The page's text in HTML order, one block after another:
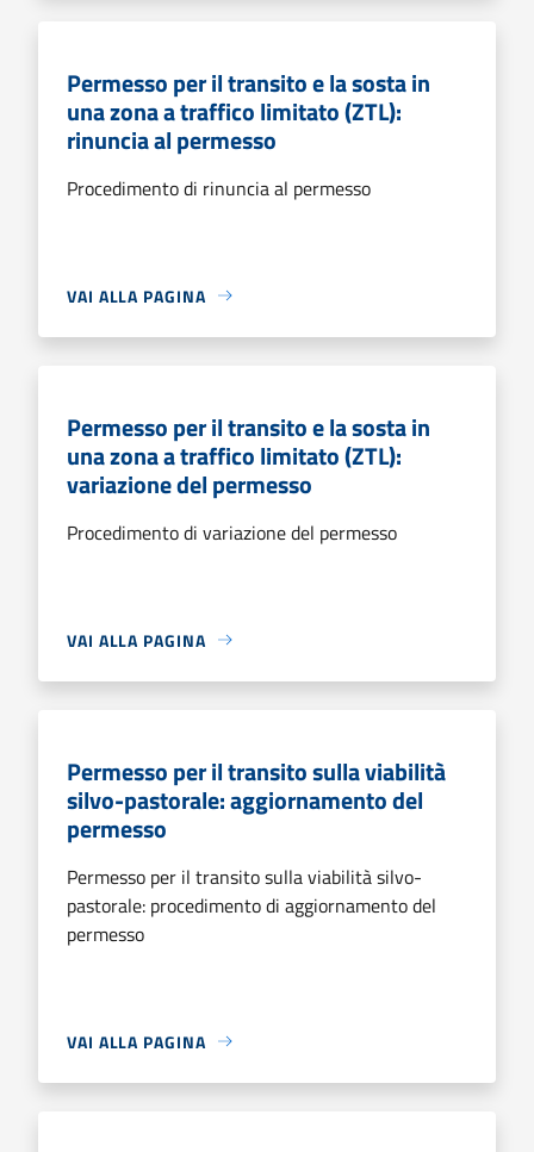
Permesso per il transito e la sosta in
una zona a traffico limitato (ZTL):
rinuncia al permesso
Procedimento di rinuncia al permesso
VAI ALLA PAGINA
Permesso per il transito e la sosta in
una zona a traffico limitato (ZTL):
variazione del permesso
Procedimento di variazione del permesso
VAI ALLA PAGINA
Permesso per il transito sulla viabilità
silvo-pastorale: aggiornamento del
permesso
Permesso per il transito sulla viabilità silvo-
pastorale: procedimento di aggiornamento del
permesso
VAI ALLA PAGINA